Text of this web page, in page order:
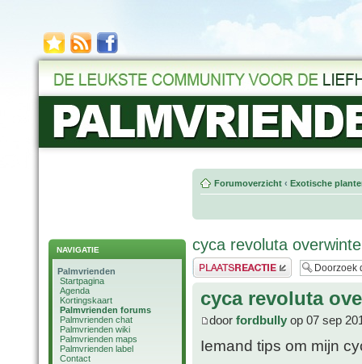
NAVIGATIE
Palmvrienden
Startpagina
Agenda
Kortingskaart
Palmvrienden forums
Palmvrienden chat
Palmvrienden wiki
Palmvrienden maps
Palmvrienden label
Contact
Forumoverzicht ‹ Exotische
cyca revoluta
Plaats een reactie
cyca revoluta
door fordbully op 07 sep
Iemand tips om mijn